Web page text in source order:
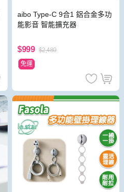
aibo Type-C 9合1 鋁合金多功
能影音 智能擴充器
$999 $2,480
免運